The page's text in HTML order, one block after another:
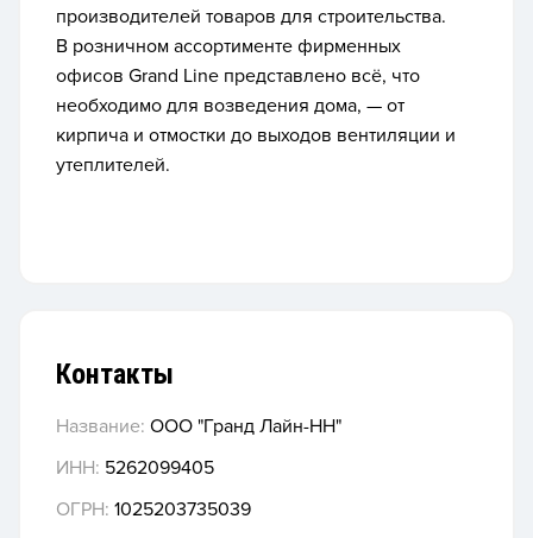
производителей товаров для строительства.
В розничном ассортименте фирменных
офисов Grand Line представлено всё, что
необходимо для возведения дома, — от
кирпича и отмостки до выходов вентиляции и
утеплителей.
Контакты
Название: ООО "Гранд Лайн-НН"
ИНН: 5262099405
ОГРН: 1025203735039